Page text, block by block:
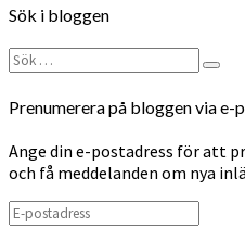
Sök i bloggen
Sök
efter:
Sök
Prenumerera på bloggen via e-
Ange din e-postadress för att
och få meddelanden om nya
E-